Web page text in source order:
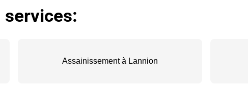
services:
Assainissement à Lannion